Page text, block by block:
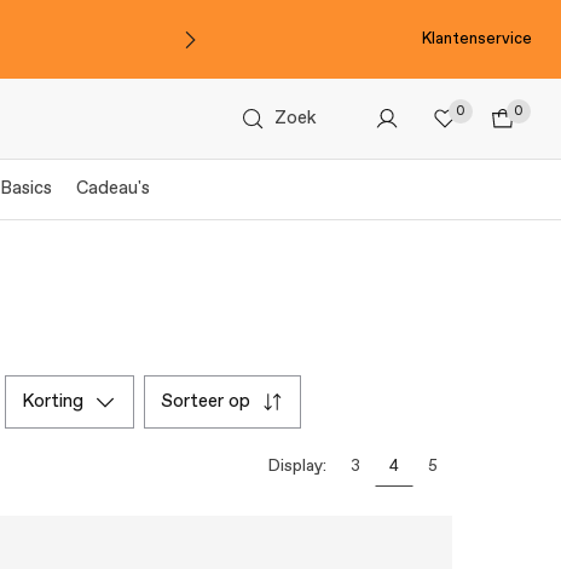
Klantenservice
Zoek 0 0
Basics Cadeau's
korting sorteer op
Display: 3 4 5